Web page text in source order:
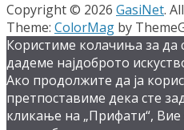
Copyright © 2026 GasiNet.
Theme: ColorMag by
Користиме колачиња за да
дадеме најдоброто
Ако продолжите да ја
претпоставиме дека сте
кликање на „Прифати“, Вие